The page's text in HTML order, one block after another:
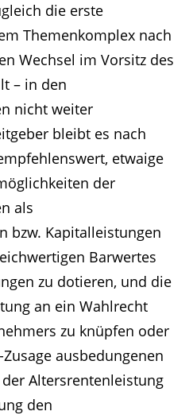
die erste
Themenkomplex nach
Wechsel im Vorsitz des
– in den
nicht weiter
bleibt es nach
etwaige
der
als
bzw. Kapitalleistungen
Barwertes
zu dotieren, und die
an ein Wahlrecht
zu knüpfen oder
ausbedungenen
Altersrentenleistung
den